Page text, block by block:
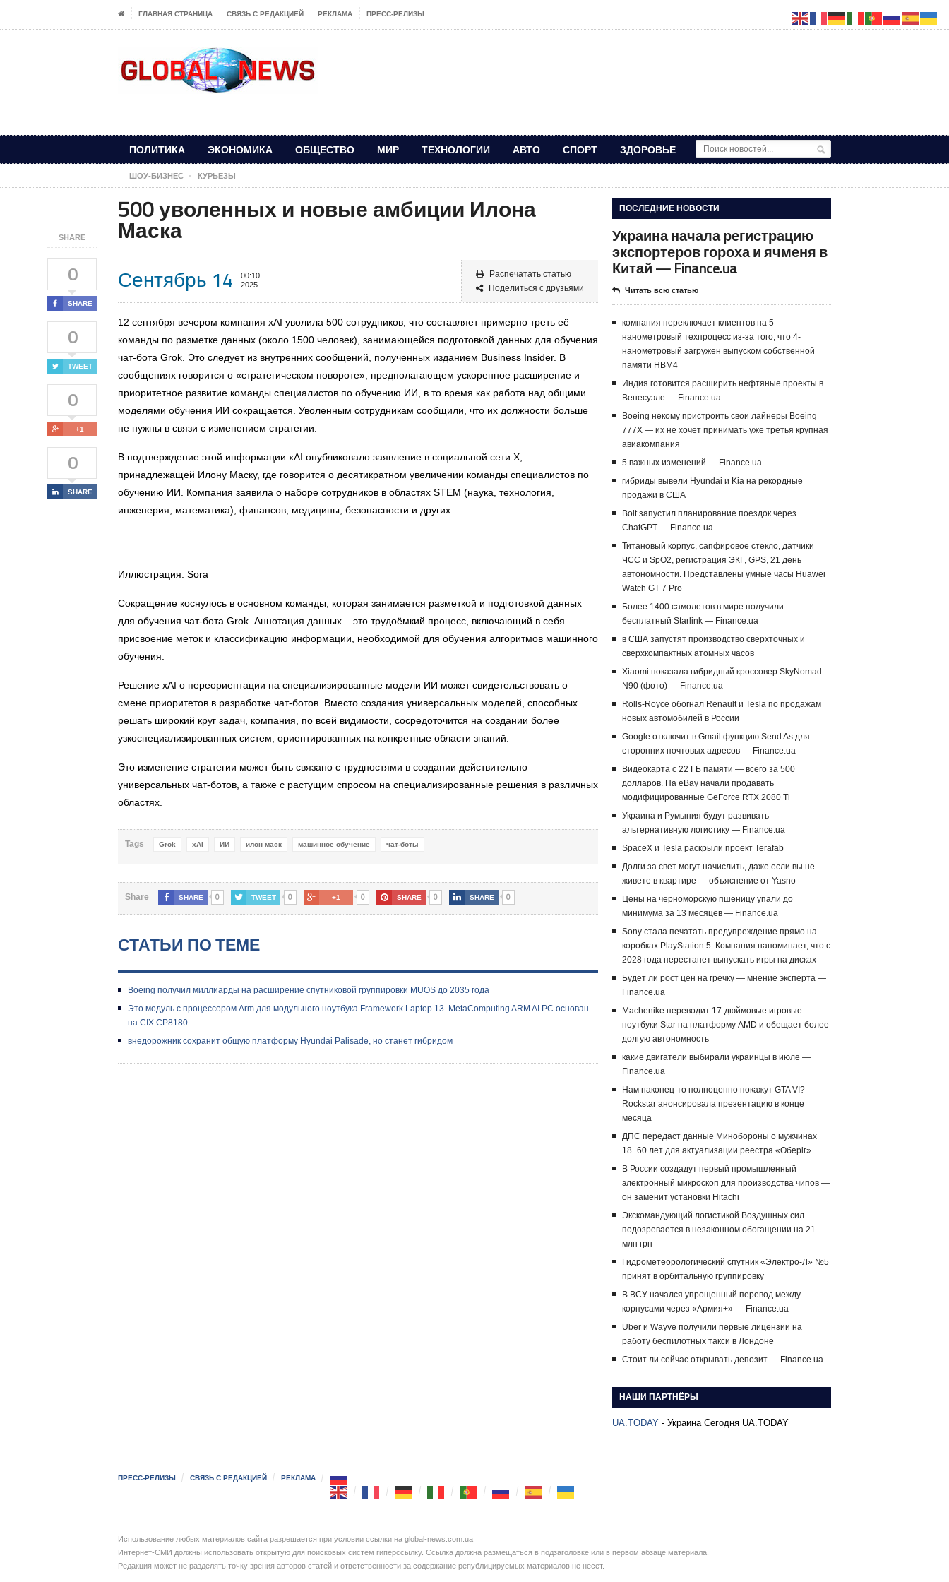
ГЛАВНАЯ СТРАНИЦА СВЯЗЬ С РЕДАКЦИЕЙ РЕКЛАМА ПРЕСС-РЕЛИЗЫ
ПОЛИТИКА ЭКОНОМИКА ОБЩЕСТВО МИР ТЕХНОЛОГИИ АВТО СПОРТ ЗДОРОВЬЕ
ШОУ-БИЗНЕС КУРЬЁЗЫ
SHARE
0
SHARE
0
TWEET
0
+1
0
SHARE
500 уволенных и новые амбиции Илона
Маска
Сентябрь 14
00:10
2025
Распечатать статью
Поделиться с друзьями
12 сентября вечером компания xAI уволила 500 сотрудников, что составляет примерно треть её
команды по разметке данных (около 1500 человек), занимающейся подготовкой данных для обучения
чат-бота Grok. Это следует из внутренних сообщений, полученных изданием Business Insider. В
сообщениях говорится о «стратегическом повороте», предполагающем ускоренное расширение и
приоритетное развитие команды специалистов по обучению ИИ, в то время как работа над общими
моделями обучения ИИ сокращается. Уволенным сотрудникам сообщили, что их должности больше
не нужны в связи с изменением стратегии.
В подтверждение этой информации xAI опубликовало заявление в социальной сети X,
принадлежащей Илону Маску, где говорится о десятикратном увеличении команды специалистов по
обучению ИИ. Компания заявила о наборе сотрудников в областях STEM (наука, технология,
инженерия, математика), финансов, медицины, безопасности и других.
Иллюстрация: Sora
Сокращение коснулось в основном команды, которая занимается разметкой и подготовкой данных
для обучения чат-бота Grok. Аннотация данных – это трудоёмкий процесс, включающий в себя
присвоение меток и классификацию информации, необходимой для обучения алгоритмов машинного
обучения.
Решение xAI о переориентации на специализированные модели ИИ может свидетельствовать о
смене приоритетов в разработке чат-ботов. Вместо создания универсальных моделей, способных
решать широкий круг задач, компания, по всей видимости, сосредоточится на создании более
узкоспециализированных систем, ориентированных на конкретные области знаний.
Это изменение стратегии может быть связано с трудностями в создании действительно
универсальных чат-ботов, а также с растущим спросом на специализированные решения в различных
областях.
Tags Grok xAI ИИ илон маск машинное обучение чат-боты
Share SHARE 0 TWEET 0 +1 0 SHARE 0 SHARE 0
СТАТЬИ ПО ТЕМЕ
Boeing получил миллиарды на расширение спутниковой группировки MUOS до 2035 года
Это модуль с процессором Arm для модульного ноутбука Framework Laptop 13. MetaComputing ARM AI PC основан
на CIX CP8180
внедорожник сохранит общую платформу Hyundai Palisade, но станет гибридом
ПОСЛЕДНИЕ НОВОСТИ
Украина начала регистрацию
экспортеров гороха и ячменя в
Китай — Finance.ua
Читать всю статью
компания переключает клиентов на 5-
нанометровый техпроцесс из-за того, что 4-
нанометровый загружен выпуском собственной
памяти HBM4
Индия готовится расширить нефтяные проекты в
Венесуэле — Finance.ua
Boeing некому пристроить свои лайнеры Boeing
777X — их не хочет принимать уже третья крупная
авиакомпания
5 важных изменений — Finance.ua
гибриды вывели Hyundai и Kia на рекордные
продажи в США
Bolt запустил планирование поездок через
ChatGPT — Finance.ua
Титановый корпус, сапфировое стекло, датчики
ЧСС и SpO2, регистрация ЭКГ, GPS, 21 день
автономности. Представлены умные часы Huawei
Watch GT 7 Pro
Более 1400 самолетов в мире получили
бесплатный Starlink — Finance.ua
в США запустят производство сверхточных и
сверхкомпактных атомных часов
Xiaomi показала гибридный кроссовер SkyNomad
N90 (фото) — Finance.ua
Rolls-Royce обогнал Renault и Tesla по продажам
новых автомобилей в России
Google отключит в Gmail функцию Send As для
сторонних почтовых адресов — Finance.ua
Видеокарта с 22 ГБ памяти — всего за 500
долларов. На eBay начали продавать
модифицированные GeForce RTX 2080 Ti
Украина и Румыния будут развивать
альтернативную логистику — Finance.ua
SpaceX и Tesla раскрыли проект Terafab
Долги за свет могут начислить, даже если вы не
живете в квартире — объяснение от Yasno
Цены на черноморскую пшеницу упали до
минимума за 13 месяцев — Finance.ua
Sony стала печатать предупреждение прямо на
коробках PlayStation 5. Компания напоминает, что с
2028 года перестанет выпускать игры на дисках
Будет ли рост цен на гречку — мнение эксперта —
Finance.ua
Machenike переводит 17-дюймовые игровые
ноутбуки Star на платформу AMD и обещает более
долгую автономность
какие двигатели выбирали украинцы в июле —
Finance.ua
Нам наконец-то полноценно покажут GTA VI?
Rockstar анонсировала презентацию в конце
месяца
ДПС передаст данные Минобороны о мужчинах
18−60 лет для актуализации реестра «Оберіг»
В России создадут первый промышленный
электронный микроскоп для производства чипов —
он заменит установки Hitachi
Экскомандующий логистикой Воздушных сил
подозревается в незаконном обогащении на 21
млн грн
Гидрометеорологический спутник «Электро-Л» №5
принят в орбитальную группировку
В ВСУ начался упрощенный перевод между
корпусами через «Армия+» — Finance.ua
Uber и Wayve получили первые лицензии на
работу беспилотных такси в Лондоне
Стоит ли сейчас открывать депозит — Finance.ua
НАШИ ПАРТНЁРЫ
UA.TODAY - Украина Сегодня UA.TODAY
ПРЕСС-РЕЛИЗЫ СВЯЗЬ С РЕДАКЦИЕЙ РЕКЛАМА
Использование любых материалов сайта разрешается при условии ссылки на global-news.com.ua
Интернет-СМИ должны использовать открытую для поисковых систем гиперссылку. Ссылка должна размещаться в подзаголовке или в первом абзаце материала.
Редакция может не разделять точку зрения авторов статей и ответственности за содержание републицируемых материалов не несет.